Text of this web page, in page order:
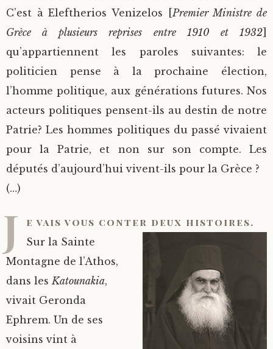
C’est à Eleftherios Venizelos [Premier Ministre de
Grèce à plusieurs reprises entre 1910 et 1932
qu’appartiennent les paroles suivantes: le
politicien pense à la prochaine élection,
l’homme politique, aux générations futures. Nos
acteurs politiques pensent-ils au destin de notre
Patrie? Les hommes politiques du passé vivaient
pour la Patrie, et non sur son compte. Les
députés d’aujourd’hui vivent-ils pour la Grèce ?
(…)
J e vais vous conter deux histoires.
Sur la Sainte
Montagne de l’Athos,
dans lesKatounakia,
vivait Geronda
Ephrem. Un de ses
voisins vint à